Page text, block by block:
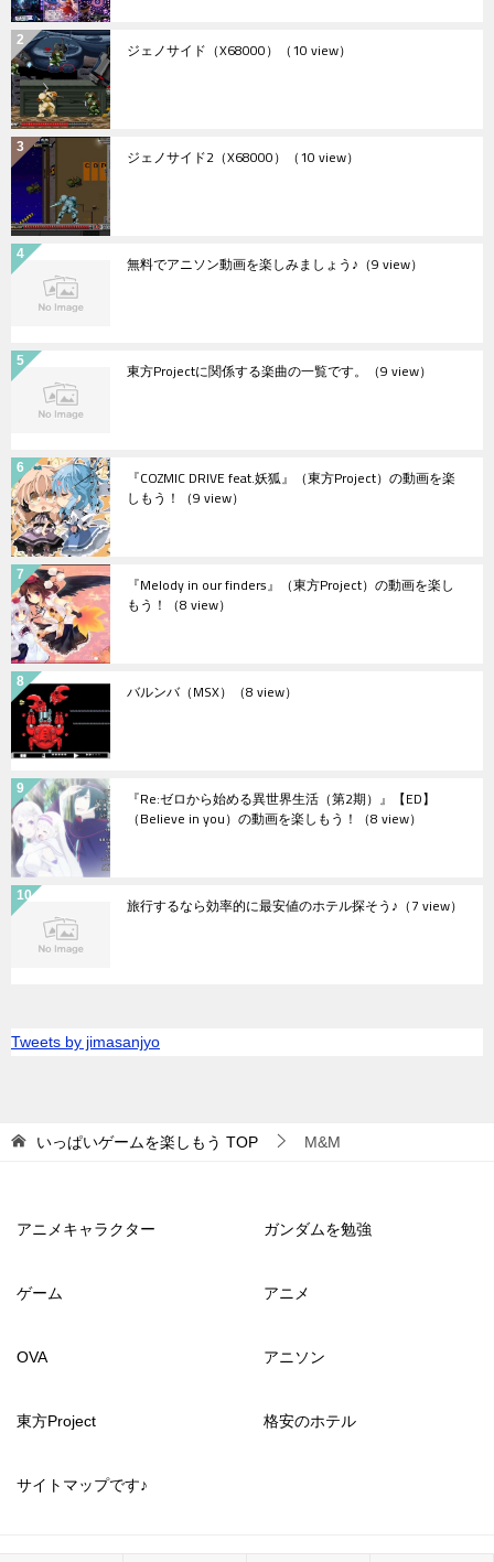
ジェノサイド（X68000） （10 view）
ジェノサイド2（X68000） （10 view）
無料でアニソン動画を楽しみましょう♪ （9 view）
東方Projectに関係する楽曲の一覧です。 （9 view）
『COZMIC DRIVE feat.妖狐』（東方Project）の動画を楽
しもう！ （9 view）
『Melody in our finders』（東方Project）の動画を楽し
もう！ （8 view）
バルンバ（MSX） （8 view）
『Re:ゼロから始める異世界生活（第2期）』【ED】
（Believe in you）の動画を楽しもう！ （8 view）
旅行するなら効率的に最安値のホテル探そう♪ （7 view）
Tweets by jimasanjyo
いっぱいゲームを楽しもう TOP M&M
アニメキャラクター ガンダムを勉強
ゲーム アニメ
OVA アニソン
東方Project 格安のホテル
サイトマップです♪